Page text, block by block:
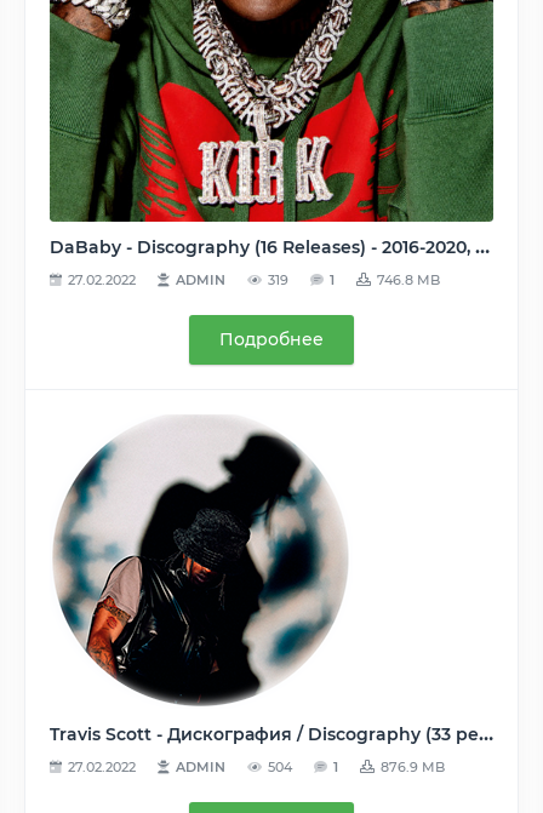
DaBaby - Discography (16 Releases) - 2016-2020, MP3, 320 kbps
27.02.2022 ADMIN 319 1 746.8 MB
Подробнее
Travis Scott - Дискография / Discography (33 релиза) - 2013-2021, AAC (tracks), 256 kbps (WEB)
27.02.2022 ADMIN 504 1 876.9 MB